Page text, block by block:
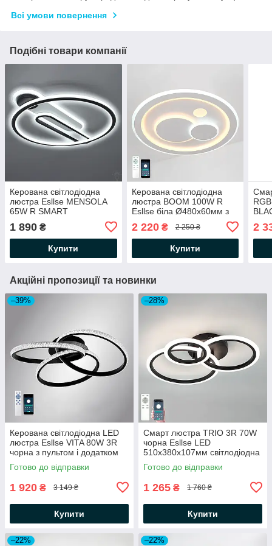
Всі умови повернення
Подібні товари компанії
Керована світлодіодна
люстра Esllse MENSOLA
65W R SMART
530x450x60мм з пультом і
додатком для смартфону
1 890 ₴
Купити
Керована світлодіодна
люстра BOOM 100W R
Esllse біла Ø480х60мм з
смартфону APP WHITE
220V IP20
2 220₴ 2 250 ₴
Купити
2
Акційні пропозиції та новинки
–39%
Керована світлодіодна LED
люстра Esllse VITA 80W 3R
чорна з пультом і додатком
для смартфону APP
500x130мм BLACK/CLEAR-
Готово до відправки
1 920 ₴ 3 149 ₴
Купити
–28%
Смарт люстра TRIO 3R 70W
чорна Esllse LED
510х380х107мм світлодіодна
керована з пультом і
додатком для смартфону
Готово до відправки
1 265 ₴ 1 760 ₴
Купити
–22% –22%